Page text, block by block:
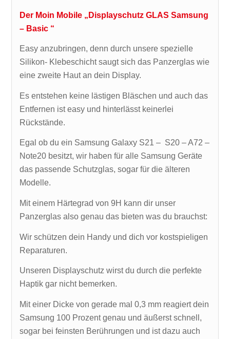
Der Moin Mobile „Displayschutz GLAS Samsung
– Basic “
Easy anzubringen, denn durch unsere spezielle
Silikon- Klebeschicht saugt sich das Panzerglas wie
eine zweite Haut an dein Display.
Es entstehen keine lästigen Bläschen und auch das
Entfernen ist easy und hinterlässt keinerlei
Rückstände.
Egal ob du ein Samsung Galaxy S21 – S20 – A72 –
Note20 besitzt, wir haben für alle Samsung Geräte
das passende Schutzglas, sogar für die älteren
Modelle.
Mit einem Härtegrad von 9H kann dir unser
Panzerglas also genau das bieten was du brauchst:
Wir schützen dein Handy und dich vor kostspieligen
Reparaturen.
Unseren Displayschutz wirst du durch die perfekte
Haptik gar nicht bemerken.
Mit einer Dicke von gerade mal 0,3 mm reagiert dein
Samsung 100 Prozent genau und äußerst schnell,
sogar bei feinsten Berührungen und ist dazu auch